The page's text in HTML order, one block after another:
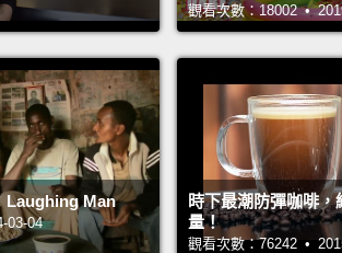
觀看次數：18002 •
Laughing Man
03-04
時下最潮防彈咖啡
量！
觀看次數：76242 •